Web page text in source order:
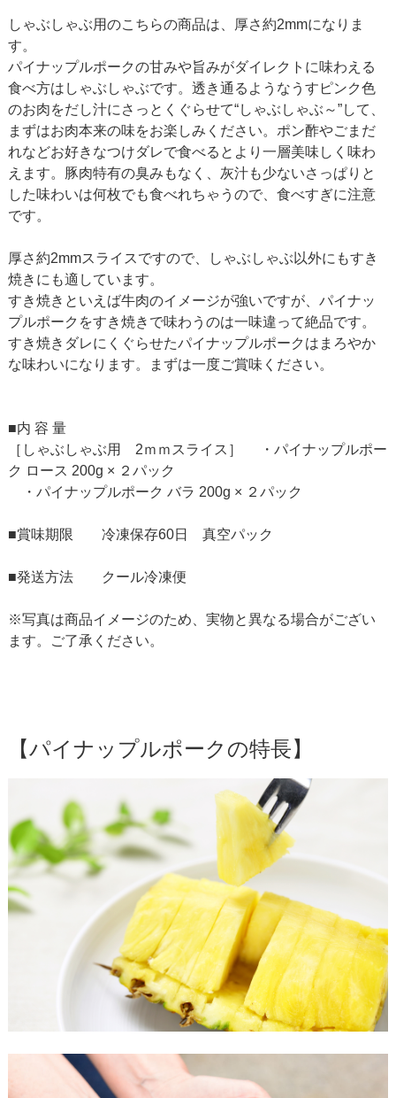
しゃぶしゃぶ用のこちらの商品は、厚さ約2mmになりま
す。
パイナップルポークの甘みや旨みがダイレクトに味わえる
食べ方はしゃぶしゃぶです。透き通るようなうすピンク色
のお肉をだし汁にさっとくぐらせて“しゃぶしゃぶ～”して、
まずはお肉本来の味をお楽しみください。ポン酢やごまだ
れなどお好きなつけダレで食べるとより一層美味しく味わ
えます。豚肉特有の臭みもなく、灰汁も少ないさっぱりと
した味わいは何枚でも食べれちゃうので、食べすぎに注意
です。
厚さ約2mmスライスですので、しゃぶしゃぶ以外にもすき
焼きにも適しています。
すき焼きといえば牛肉のイメージが強いですが、パイナッ
プルポークをすき焼きで味わうのは一味違って絶品です。
すき焼きダレにくぐらせたパイナップルポークはまろやか
な味わいになります。まずは一度ご賞味ください。
■内 容 量
［しゃぶしゃぶ用 2ｍｍスライス］ ・パイナップルポー
ク ロース 200g × ２パック
・パイナップルポーク バラ 200g × ２パック
■賞味期限 冷凍保存60日 真空パック
■発送方法 クール冷凍便
※写真は商品イメージのため、実物と異なる場合がござい
ます。ご了承ください。
【パイナップルポークの特長】